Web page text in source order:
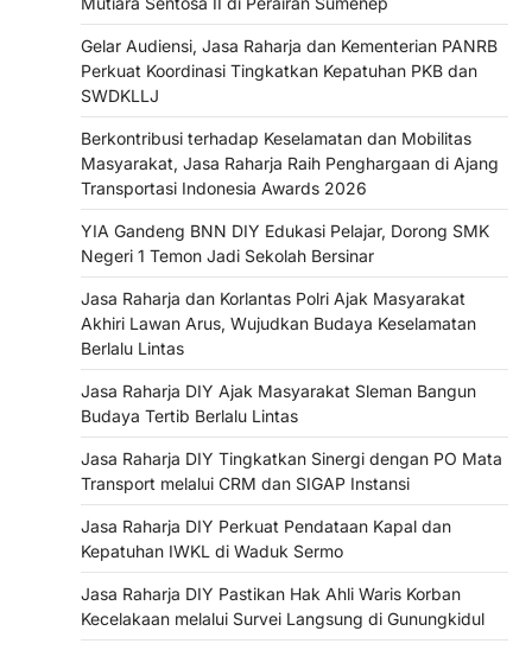
Gelar Audiensi, Jasa Raharja dan Kementerian PANRB
Perkuat Koordinasi Tingkatkan Kepatuhan PKB dan
SWDKLLJ
Berkontribusi terhadap Keselamatan dan Mobilitas
Masyarakat, Jasa Raharja Raih Penghargaan di Ajang
Transportasi Indonesia Awards 2026
YIA Gandeng BNN DIY Edukasi Pelajar, Dorong SMK
Negeri 1 Temon Jadi Sekolah Bersinar
Jasa Raharja dan Korlantas Polri Ajak Masyarakat
Akhiri Lawan Arus, Wujudkan Budaya Keselamatan
Berlalu Lintas
Jasa Raharja DIY Ajak Masyarakat Sleman Bangun
Budaya Tertib Berlalu Lintas
Jasa Raharja DIY Tingkatkan Sinergi dengan PO Mata
Transport melalui CRM dan SIGAP Instansi
Jasa Raharja DIY Perkuat Pendataan Kapal dan
Kepatuhan IWKL di Waduk Sermo
Jasa Raharja DIY Pastikan Hak Ahli Waris Korban
Kecelakaan melalui Survei Langsung di Gunungkidul